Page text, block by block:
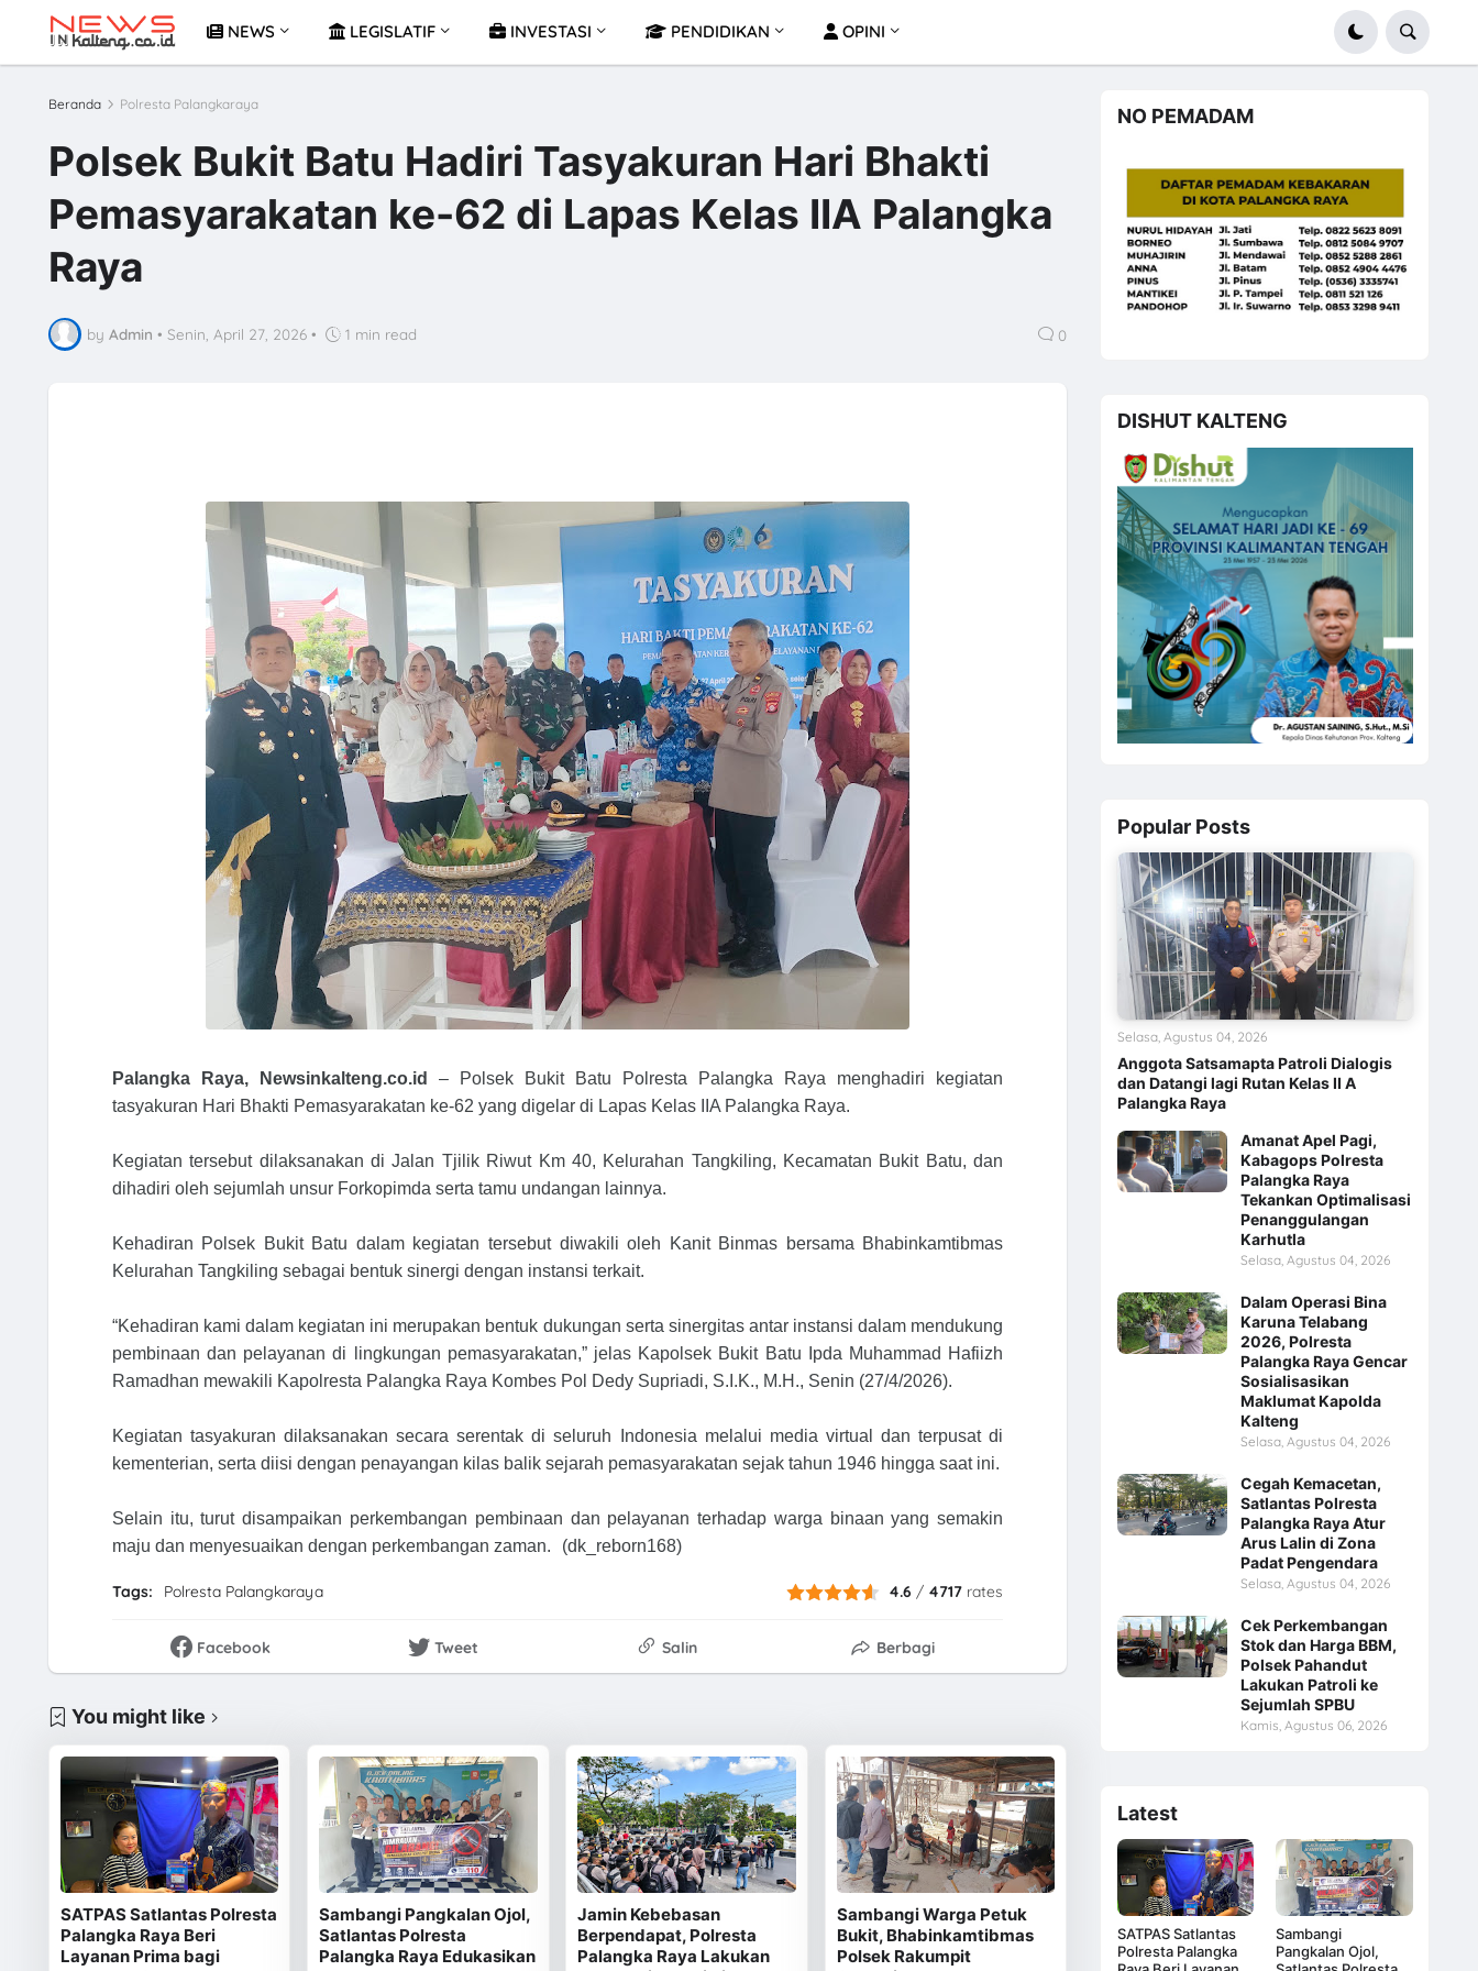
NEWS LEGISLATIF INVESTASI PENDIDIKAN OPINI
Beranda Polresta Palangkaraya
Polsek Bukit Batu Hadiri Tasyakuran Hari Bhakti
Pemasyarakatan ke-62 di Lapas Kelas IIA Palangka
Raya
by Admin • Senin, April 27, 2026 • 1 min read 0
Palangka Raya, Newsinkalteng.co.id
– Polsek Bukit Batu Polresta Palangka Raya menghadiri kegiatan
tasyakuran Hari Bhakti Pemasyarakatan ke-62 yang digelar di Lapas Kelas IIA Palangka Raya.
Kegiatan tersebut dilaksanakan di Jalan Tjilik Riwut Km 40, Kelurahan Tangkiling, Kecamatan Bukit Batu, dan
dihadiri oleh sejumlah unsur Forkopimda serta tamu undangan lainnya.
Kehadiran Polsek Bukit Batu dalam kegiatan tersebut diwakili oleh Kanit Binmas bersama Bhabinkamtibmas
Kelurahan Tangkiling sebagai bentuk sinergi dengan instansi terkait.
“Kehadiran kami dalam kegiatan ini merupakan bentuk dukungan serta sinergitas antar instansi dalam mendukung
pembinaan dan pelayanan di lingkungan pemasyarakatan,” jelas Kapolsek Bukit Batu Ipda Muhammad Hafiizh
Ramadhan mewakili Kapolresta Palangka Raya Kombes Pol Dedy Supriadi, S.I.K., M.H., Senin (27/4/2026).
Kegiatan tasyakuran dilaksanakan secara serentak di seluruh Indonesia melalui media virtual dan terpusat di
kementerian, serta diisi dengan penayangan kilas balik sejarah pemasyarakatan sejak tahun 1946 hingga saat ini.
Selain itu, turut disampaikan perkembangan pembinaan dan pelayanan terhadap warga binaan yang semakin
maju dan menyesuaikan dengan perkembangan zaman. (dk_reborn168)
Tags: Polresta Palangkaraya 4.6 / 4717 rates
Facebook Tweet Salin Berbagi
You might like
SATPAS Satlantas Polresta
Palangka Raya Beri
Layanan Prima bagi
Sambangi Pangkalan Ojol,
Satlantas Polresta
Palangka Raya Edukasikan
Jamin Kebebasan
Berpendapat, Polresta
Palangka Raya Lakukan
Sambangi Warga Petuk
Bukit, Bhabinkamtibmas
Polsek Rakumpit
NO PEMADAM
DISHUT KALTENG
Popular Posts
Anggota Satsamapta Patroli Dialogis
dan Datangi lagi Rutan Kelas II A
Palangka Raya
Selasa, Agustus 04, 2026
Amanat Apel Pagi,
Kabagops Polresta
Palangka Raya
Tekankan Optimalisasi
Penanggulangan
Karhutla
Selasa, Agustus 04, 2026
Dalam Operasi Bina
Karuna Telabang
2026, Polresta
Palangka Raya Gencar
Sosialisasikan
Maklumat Kapolda
Kalteng
Selasa, Agustus 04, 2026
Cegah Kemacetan,
Satlantas Polresta
Palangka Raya Atur
Arus Lalin di Zona
Padat Pengendara
Selasa, Agustus 04, 2026
Cek Perkembangan
Stok dan Harga BBM,
Polsek Pahandut
Lakukan Patroli ke
Sejumlah SPBU
Kamis, Agustus 06, 2026
Latest
SATPAS Satlantas
Polresta Palangka
Sambangi
Pangkalan Ojol,